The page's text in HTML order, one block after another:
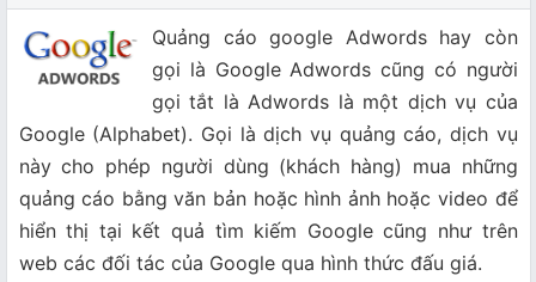
Quảng cáo google Adwords hay còn
gọi là Google Adwords cũng có người
gọi tắt là Adwords là một dịch vụ của
Google (Alphabet). Gọi là dịch vụ quảng cáo, dịch vụ
này cho phép người dùng (khách hàng) mua những
quảng cáo bằng văn bản hoặc hình ảnh hoặc video để
hiển thị tại kết quả tìm kiếm Google cũng như trên
web các đối tác của Google qua hình thức đấu giá.